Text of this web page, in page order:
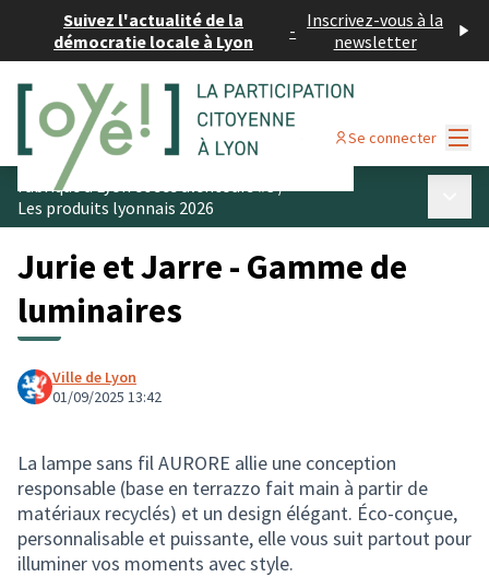
Suivez l'actualité de la
démocratie locale à Lyon
- Inscrivez-vous à la
newsletter
Se connecter
Fabriqué à Lyon et ses alentours #3/
Les produits lyonnais 2026
Jurie et Jarre - Gamme de
luminaires
Ville de Lyon
01/09/2025 13:42
La lampe sans fil AURORE allie une conception
responsable (base en terrazzo fait main à partir de
matériaux recyclés) et un design élégant. Éco-conçue,
personnalisable et puissante, elle vous suit partout pour
illuminer vos moments avec style.